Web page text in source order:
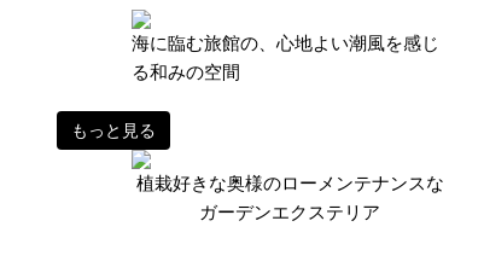
海に臨む旅館の、心地よい潮風を感じ
る和みの空間
もっと見る
植栽好きな奥様のローメンテナンスな
ガーデンエクステリア